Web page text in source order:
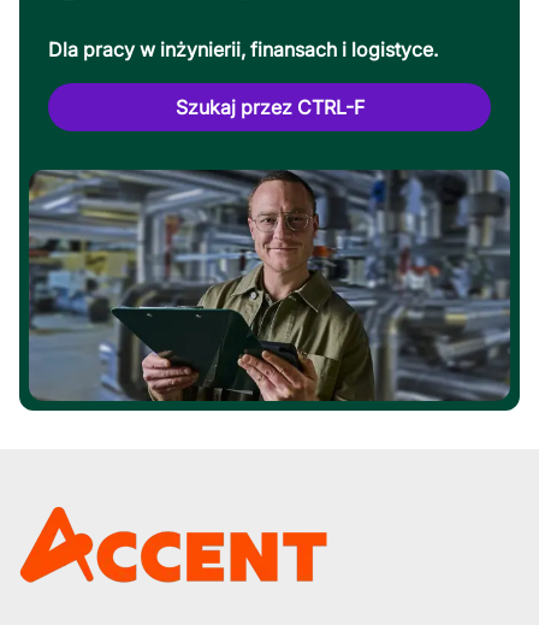
Dla pracy w inżynierii, finansach i logistyce.
Szukaj przez CTRL-F